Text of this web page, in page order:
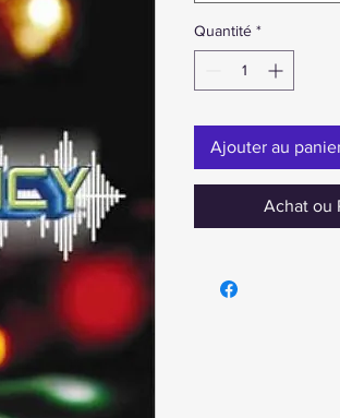
Quantité *
Ajouter au
Achat ou